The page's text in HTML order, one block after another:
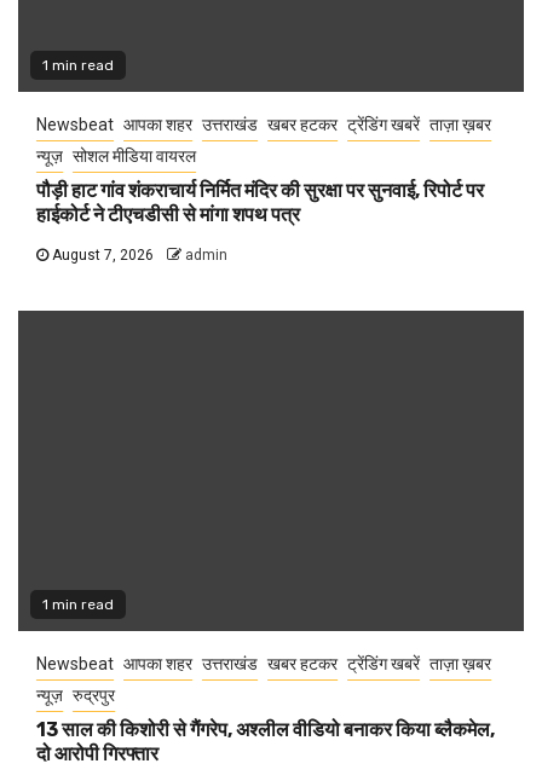
1 min read
Newsbeat आपका शहर उत्तराखंड खबर हटकर ट्रेंडिंग खबरें ताज़ा ख़बर
न्यूज़ सोशल मीडिया वायरल
पौड़ी हाट गांव शंकराचार्य निर्मित मंदिर की सुरक्षा पर सुनवाई, रिपोर्ट पर
हाईकोर्ट ने टीएचडीसी से मांगा शपथ पत्र
August 7, 2026 admin
1 min read
Newsbeat आपका शहर उत्तराखंड खबर हटकर ट्रेंडिंग खबरें ताज़ा ख़बर
न्यूज़ रुद्रपुर
13 साल की किशोरी से गैंगरेप, अश्लील वीडियो बनाकर किया ब्लैकमेल,
दो आरोपी गिरफ्तार